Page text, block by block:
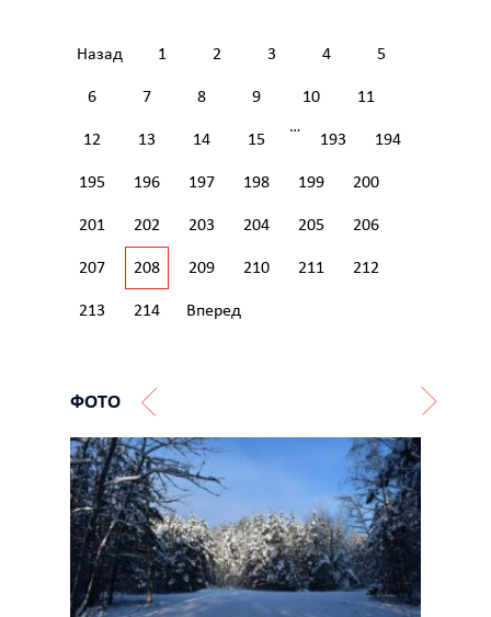
Назад 1 2 3 4 5
6 7 8 9 10 11
12 13 14 15
…
193 194
195 196 197 198 199 200
201 202 203 204 205 206
207 208 209 210 211 212
213 214 Вперед
ФОТО